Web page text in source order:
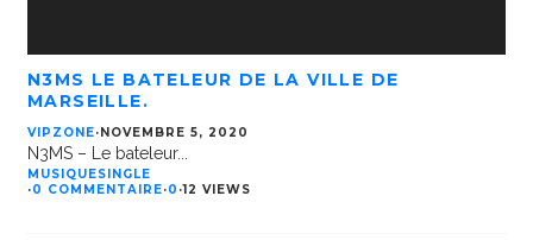
N3MS LE BATELEUR DE LA VILLE DE
MARSEILLE.
VIPZONE· NOVEMBRE 5, 2020
N3MS – Le bateleur...
MUSIQUESINGLE
·0 COMMENTAIRE·0 ·12 VIEWS